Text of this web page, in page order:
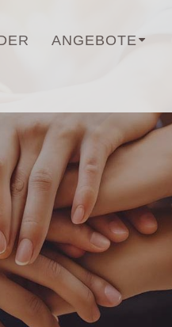
ANGEBOTE